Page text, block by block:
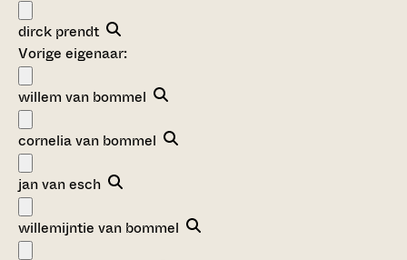
dirck prendt
Vorige eigenaar:
willem van bommel
cornelia van bommel
jan van esch
willemijntie van bommel